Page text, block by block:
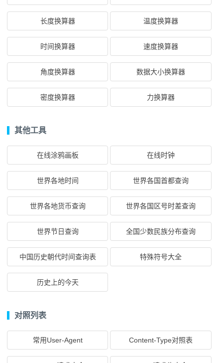
长度换算器 温度换算器
时间换算器 速度换算器
角度换算器 数据大小换算器
密度换算器 力换算器
其他工具
在线涂鸦画板 在线时钟
世界各地时间 世界各国首都查询
世界各地货币查询 世界各国区号时差查询
世界节日查询 全国少数民族分布查询
中国历史朝代时间查询表 特殊符号大全
历史上的今天
对照列表
常用User-Agent Content-Type对照表